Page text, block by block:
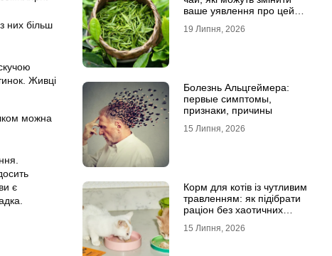
них більш
Живці
можна
є
ваше уявлення про цей
19 Липня, 2026
Болезнь Альцгеймера:
первые симптомы,
признаки, причины
15 Липня, 2026
Корм для котів із чутливим
травленням: як підібрати
раціон без хаотичних
15 Липня, 2026